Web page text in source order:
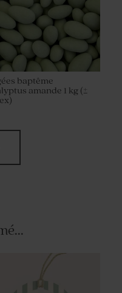
baptême
amande 1 kg (±
dragées baptême